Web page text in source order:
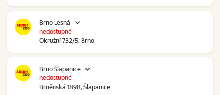
Brno Lesná
Okružní 732/5, Brno
nedostupné
Brno Šlapanice
Brněnská 1898, Šlapanice
nedostupné